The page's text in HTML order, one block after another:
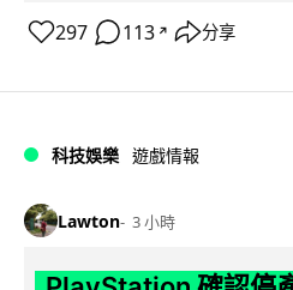
297 113 ↗ 分享
科技娛樂 遊戲情報
Lawton 3 小時